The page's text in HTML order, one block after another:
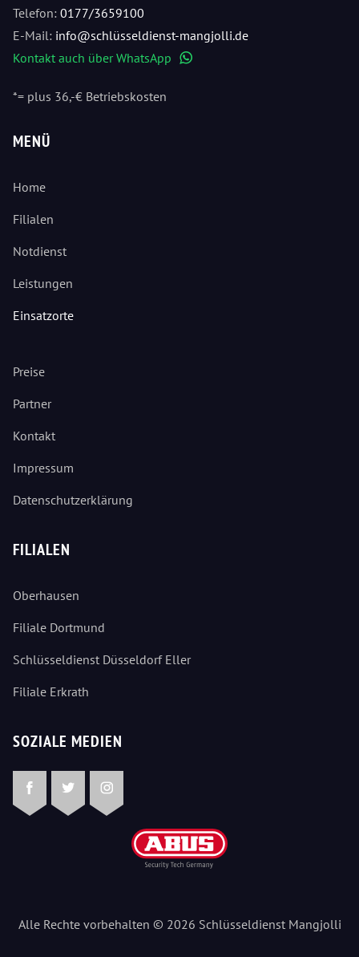
Telefon: 0177/3659100
E-Mail: info@schlüsseldienst-mangjolli.de
Kontakt auch über WhatsApp
*= plus 36,-€ Betriebskosten
MENÜ
Home
Filialen
Notdienst
Leistungen
Einsatzorte
Preise
Partner
Kontakt
Impressum
Datenschutzerklärung
FILIALEN
Oberhausen
Filiale Dortmund
Schlüsseldienst Düsseldorf Eller
Filiale Erkrath
SOZIALE MEDIEN
FacebookTwitterInstagram
Alle Rechte vorbehalten © 2026 Schlüsseldienst Mangjolli